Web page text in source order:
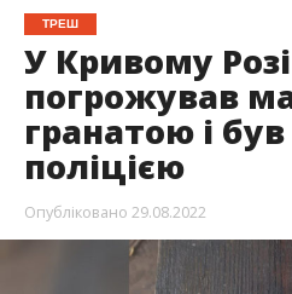
ТРЕШ
У Кривому
погрожував
гранатою і
поліцією
Опубліковано 29.08.2022